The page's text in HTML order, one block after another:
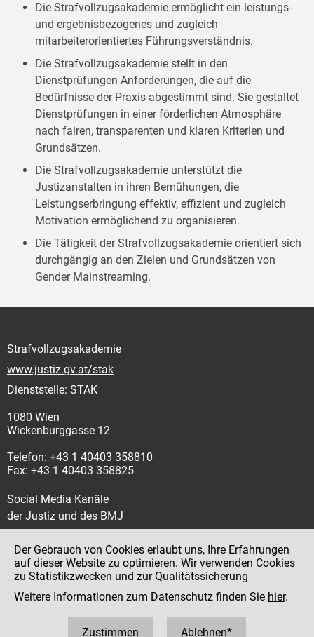
Die Strafvollzugsakademie ermöglicht ein leistungs-
und ergebnisbezogenes und zugleich
mitarbeiterorientiertes Führungsverständnis.
Die Strafvollzugsakademie stellt in den
Dienstprüfungen Anforderungen, die auf die
Bedürfnisse der Praxis abgestimmt sind. Sie gestaltet
Dienstprüfungen in einer förderlichen Atmosphäre
nach fairen, transparenten und klaren Kriterien und
Grundsätzen.
Die Strafvollzugsakademie unterstützt die
Justizanstalten in ihren Bemühungen, die
Leistungserbringung effektiv, effizient und zugleich
Motivation ermöglichend zu organisieren.
Die Tätigkeit der Strafvollzugsakademie orientiert sich
durchgängig an den Zielen und Grundsätzen von
Gender Mainstreaming.
Strafvollzugsakademie
www.justiz.gv.at/stak
Dienststelle: STAK
1080 Wien
Wickenburggasse 12
Telefon: +43 1 40403 358810
Fax: +43 1 40403 358825
Social Media Kanäle
der Justiz und des BMJ
Impressum
Datenschutz
Der Gebrauch von Cookies erlaubt uns, Ihre Erfahrungen
auf dieser Website zu optimieren. Wir verwenden Cookies
zu Statistikzwecken und zur Qualitätssicherung
Weitere Informationen zum Datenschutz finden Sie hier.
Zustimmen Ablehnen*